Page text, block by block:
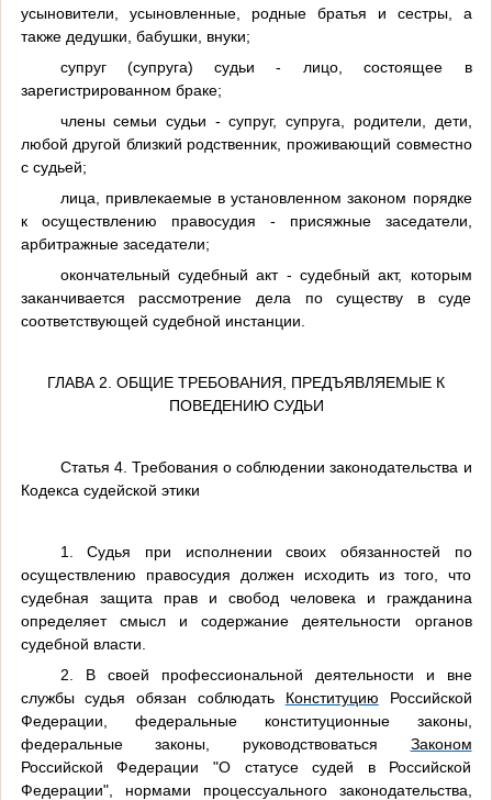
усыновители, усыновленные, родные братья и сестры, а
также дедушки, бабушки, внуки;
супруг (супруга) судьи - лицо, состоящее в
зарегистрированном браке;
члены семьи судьи - супруг, супруга, родители, дети,
любой другой близкий родственник, проживающий совместно
с судьей;
лица, привлекаемые в установленном законом порядке
к осуществлению правосудия - присяжные заседатели,
арбитражные заседатели;
окончательный судебный акт - судебный акт, которым
заканчивается рассмотрение дела по существу в суде
соответствующей судебной инстанции.
ГЛАВА 2. ОБЩИЕ ТРЕБОВАНИЯ, ПРЕДЪЯВЛЯЕМЫЕ К
ПОВЕДЕНИЮ СУДЬИ
Статья 4. Требования о соблюдении законодательства и
Кодекса судейской этики
1. Судья при исполнении своих обязанностей по
осуществлению правосудия должен исходить из того, что
судебная защита прав и свобод человека и гражданина
определяет смысл и содержание деятельности органов
судебной власти.
2. В своей профессиональной деятельности и вне
службы судья обязан соблюдать Конституцию Российской
Федерации, федеральные конституционные законы,
федеральные законы, руководствоваться Законом
Российской Федерации "О статусе судей в Российской
Федерации", нормами процессуального законодательства,